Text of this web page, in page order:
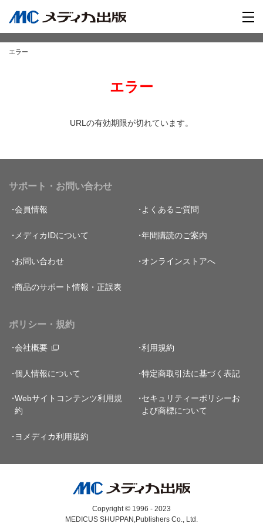
エラー
エラー
URLの有効期限が切れています。
サポート・お問い合わせ
会員情報 よくあるご質問
メディカIDについて 年間購読のご案内
お問い合わせ オンラインストアへ
商品のサポート情報・正誤表
ポリシー・規約
会社概要 利用規約
個人情報について 特定商取引法に基づく表記
Webサイトコンテンツ利用規
約
セキュリティーポリシーお
よび商標について
ヨメディカ利用規約
Copyright © 1996 - 2023
MEDICUS SHUPPAN,Publishers Co., Ltd.